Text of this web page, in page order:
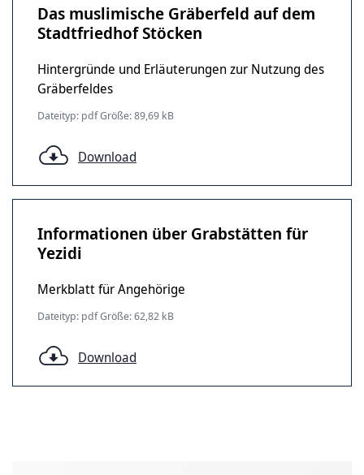
Das muslimische Gräberfeld auf dem
Stadtfriedhof Stöcken
Hintergründe und Erläuterungen zur Nutzung des
Gräberfeldes
Dateityp: pdf Größe: 89,69 kB
Download
Informationen über Grabstätten für
Yezidi
Merkblatt für Angehörige
Dateityp: pdf Größe: 62,82 kB
Download